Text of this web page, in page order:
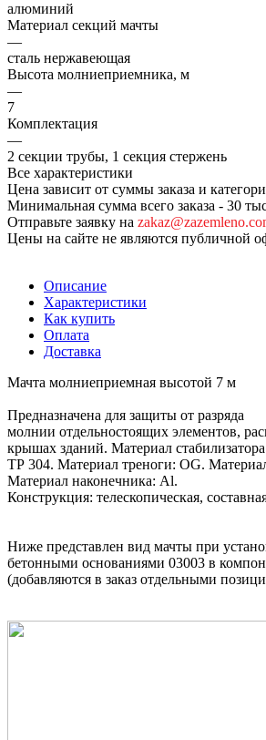
алюминий
Материал секций мачты
—
сталь нержавеющая
Высота молниеприемника, м
—
7
Комплектация
—
2 секции трубы, 1 секция стержень
Все характеристики
Цена зависит от суммы заказа и
Минимальная сумма всего заказа - 30
Отправьте заявку на
Цены на сайте не являются публичной
Описание
Характеристики
Как купить
Оплата
Доставка
Мачта молниеприемная высотой 7 м
Предназначена для защиты от разряда
молнии отдельностоящих элементов,
крышах зданий. Материал
ТР 304. Материал треноги: OG.
Материал наконечника: Al.
Конструкция: телескопическая,
Ниже представлен вид мачты при
бетонными основаниями 03003 в
(добавляются в заказ отдельными